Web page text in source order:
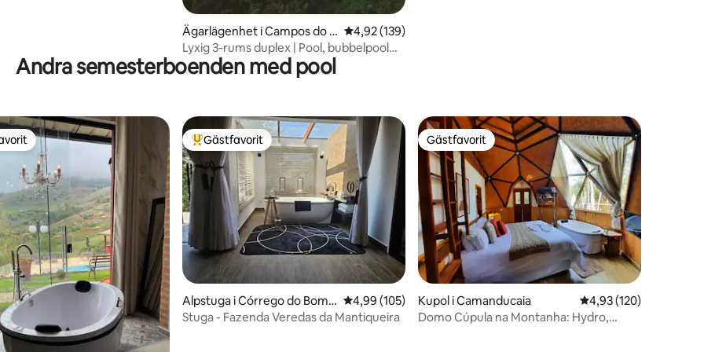
Ägarlägenhet i Campos do J
ordão
4,92 av 5 i genomsnittligt betyg, 139 omdömen
4,92 (139)
Lyxig 3-rums duplex | Pool, bubbelpool
och öppen spis
Andra semesterboenden med pool
betyg, 162 omdömen
Populär gästfavorit
Gästfavorit
Alpstuga i Córrego do Bom J
esus
4,99 av 5 i genomsnittligt betyg, 105 omdömen
4,99 (105)
Stuga - Fazenda Veredas da Mantiqueira
Gästfavorit
Gästfavorit
Kupol i Camanducaia 4,93 av 5 i
4,93 (120)
Domo Cúpula na Montanha: Hydro,